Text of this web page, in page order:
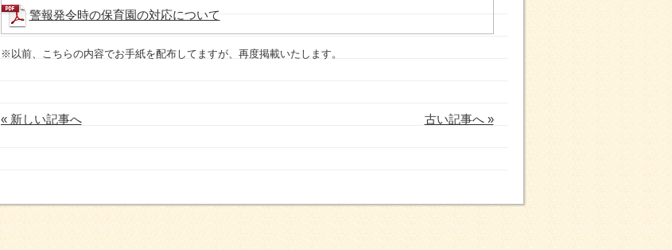
警報発令時の保育園の対応について
※以前、こちらの内容でお手紙を配布してますが、再度掲載いたします。
« 新しい記事へ 古い記事へ »